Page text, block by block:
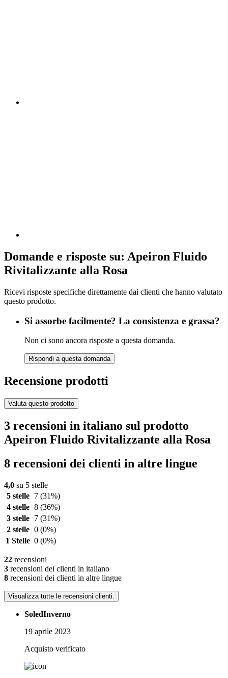
Domande e risposte su: Apeiron Fluido
Rivitalizzante alla Rosa
Ricevi risposte specifiche direttamente dai clienti che hanno valutato
questo prodotto.
Si assorbe facilmente? La consistenza e grassa?
Non ci sono ancora risposte a questa domanda.
Rispondi a questa domanda
Recensione prodotti
Valuta questo prodotto
3 recensioni in italiano sul prodotto
Apeiron Fluido Rivitalizzante alla Rosa
8 recensioni dei clienti in altre lingue
4,0 su 5 stelle
5 stelle
7 (31%)
4 stelle 8 (36%)
3 stelle
7 (31%)
2 stelle 0 (0%)
1 Stelle 0 (0%)
22 recensioni
3 recensioni dei clienti in italiano
8 recensioni dei clienti in altre lingue
Visualizza tutte le recensioni clienti.
SoledInverno
19 aprile 2023
Acquisto verificato